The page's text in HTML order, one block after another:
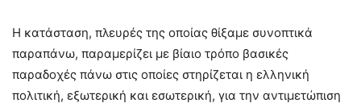
Η κατάσταση, πλευρές της οποίας θίξαμε συνοπτικά
παραπάνω, παραμερίζει με βίαιο τρόπο βασικές
παραδοχές πάνω στις οποίες στηρίζεται η ελληνική
πολιτική, εξωτερική και εσωτερική, για την αντιμετώπιση